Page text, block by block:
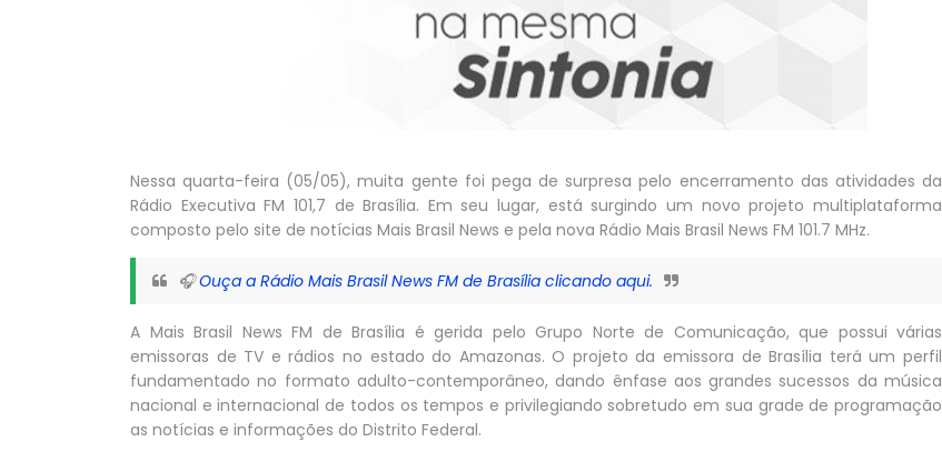
Nessa quarta-feira (05/05), muita gente foi pega de surpresa pelo encerramento das atividades da
Rádio Executiva FM 101,7 de Brasília. Em seu lugar, está surgindo um novo projeto multiplataforma
composto pelo site de notícias Mais Brasil News e pela nova Rádio Mais Brasil News FM 101.7 MHz.
🎧Ouça a Rádio Mais Brasil News FM de Brasília clicando aqui.
A Mais Brasil News FM de Brasília é gerida pelo Grupo Norte de Comunicação, que possui várias
emissoras de TV e rádios no estado do Amazonas. O projeto da emissora de Brasília terá um perfil
fundamentado no formato adulto-contemporâneo, dando ênfase aos grandes sucessos da música
nacional e internacional de todos os tempos e privilegiando sobretudo em sua grade de programação
as notícias e informações do Distrito Federal.